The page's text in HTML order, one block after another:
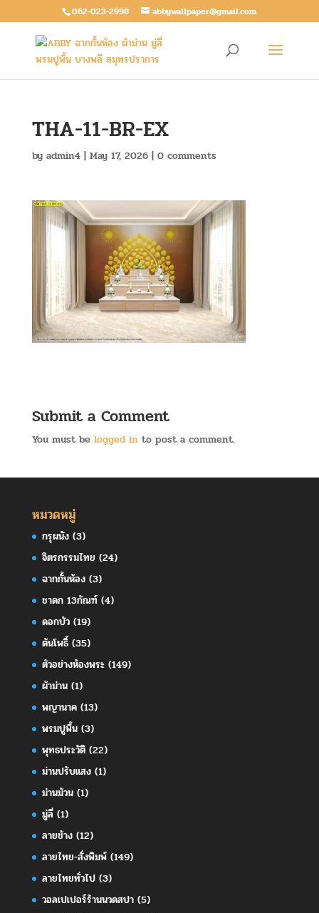
062-023-2998 abbywallpaper@gmail.com
THA-11-BR-EX
by admin4| May 17, 2026| 0 comments
Submit a Comment
You must be logged into post a comment.
หมวดหมู่
กรุผนัง(3)
จิตรกรรมไทย (24)
ฉากกั้นห้อง(3)
ชาดก 13กัณฑ์(4)
ดอกบัว(19)
ต้นโพธิ์(35)
ตัวอย่างห้องพระ(149)
ผ้าม่าน(1)
พญานาค(13)
พรมปูพื้น(3)
พุทธประวัติ(22)
ม่านปรับแสง(1)
ม่านม้วน(1)
มู่ลี่(1)
ลายช้าง(12)
ลายไทย-สั่งพิมพ์(149)
ลายไทยทั่วไป(3)
วอลเปเปอร์ร้านนวดสปา(5)